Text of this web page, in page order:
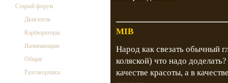
Старый форум
Двигатель
Карбюраторы
Начинающим
Общие
Разговорчики
MIB
Народ как свезать обычный
коляской) что надо
качестве красоты, а в